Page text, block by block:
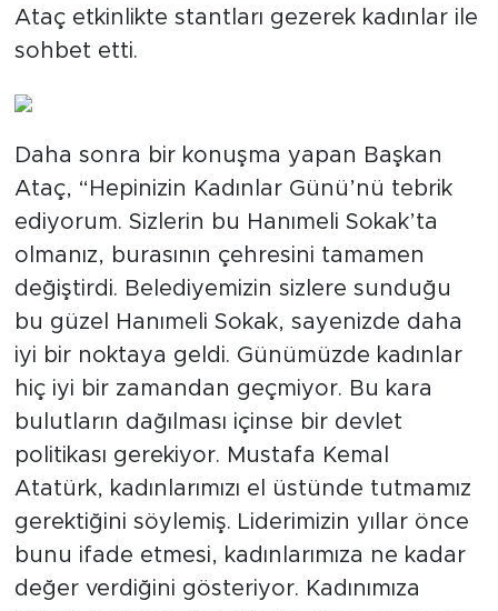
Ataç etkinlikte stantları gezerek kadınlar ile
sohbet etti.
Daha sonra bir konuşma yapan Başkan
Ataç, “Hepinizin Kadınlar Günü’nü tebrik
ediyorum. Sizlerin bu Hanımeli Sokak’ta
olmanız, burasının çehresini tamamen
değiştirdi. Belediyemizin sizlere sunduğu
bu güzel Hanımeli Sokak, sayenizde daha
iyi bir noktaya geldi. Günümüzde kadınlar
hiç iyi bir zamandan geçmiyor. Bu kara
bulutların dağılması içinse bir devlet
politikası gerekiyor. Mustafa Kemal
Atatürk, kadınlarımızı el üstünde tutmamız
gerektiğini söylemiş. Liderimizin yıllar önce
bunu ifade etmesi, kadınlarımıza ne kadar
değer verdiğini gösteriyor. Kadınımıza